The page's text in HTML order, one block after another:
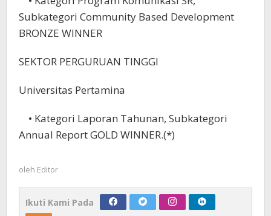
Subkategori Community Based Development
BRONZE WINNER
SEKTOR PERGURUAN TINGGI
Universitas Pertamina
• Kategori Laporan Tahunan, Subkategori
Annual Report GOLD WINNER.(*)
oleh Editor
Ikuti Kami Pada